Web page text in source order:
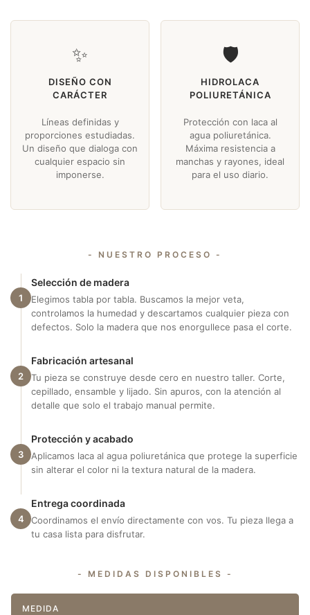
✨
DISEÑO CON
CARÁCTER
Líneas definidas y
proporciones estudiadas.
Un diseño que dialoga con
cualquier espacio sin
imponerse.
🛡️
HIDROLACA
POLIURETÁNICA
Protección con laca al
agua poliuretánica.
Máxima resistencia a
manchas y rayones, ideal
para el uso diario.
- NUESTRO PROCESO -
1
Selección de madera
Elegimos tabla por tabla. Buscamos la mejor veta,
controlamos la humedad y descartamos cualquier pieza con
defectos. Solo la madera que nos enorgullece pasa el corte.
2
Fabricación artesanal
Tu pieza se construye desde cero en nuestro taller. Corte,
cepillado, ensamble y lijado. Sin apuros, con la atención al
detalle que solo el trabajo manual permite.
3
Protección y acabado
Aplicamos laca al agua poliuretánica que protege la superficie
sin alterar el color ni la textura natural de la madera.
4
Entrega coordinada
Coordinamos el envío directamente con vos. Tu pieza llega a
tu casa lista para disfrutar.
- MEDIDAS DISPONIBLES -
MEDIDA